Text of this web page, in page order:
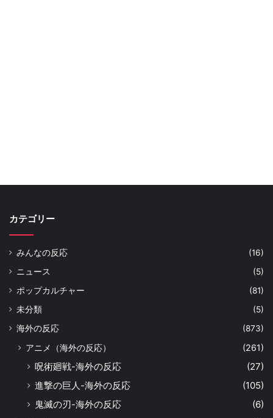
カテゴリー
みんなの反応
(16)
ニュース
(5)
ポップカルチャー
(81)
未分類
(5)
海外の反応
(873)
アニメ（海外の反応） (261)
呪術廻戦-海外の反応
(27)
進撃の巨人-海外の反応
(105)
鬼滅の刃-海外の反応
(6)